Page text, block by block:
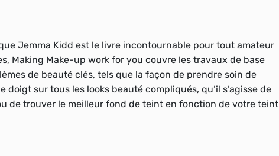
Jemma Kidd est le livre incontournable pour tout amateur
Making Make-up work for you couvre les travaux de base
de beauté clés, tels que la façon de prendre soin de
sur tous les looks beauté compliqués, qu’il s’agisse de
de trouver le meilleur fond de teint en fonction de votre teint